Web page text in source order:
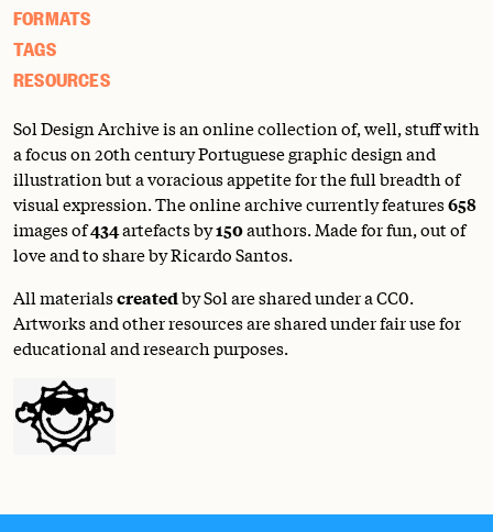
FORMATS
TAGS
RESOURCES
Sol Design Archive is an online collection of, well, stuff with
a focus on 20th century Portuguese graphic design and
illustration but a voracious appetite for the full breadth of
visual expression. The online archive currently features658
images of434artefacts by150authors. Made for fun, out of
love and to share by Ricardo Santos.
All materialscreatedby Sol are shared under aCC0.
Artworks and other resources are shared under fair use for
educational and research purposes.